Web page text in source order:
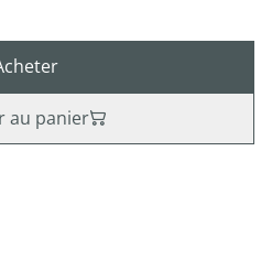
au panier